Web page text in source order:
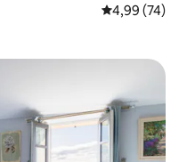
Note
4,99 (74)
plus aimés